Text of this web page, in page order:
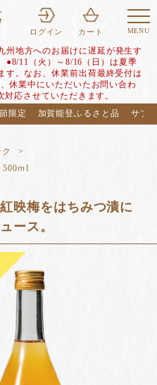
MENU
ログイン カート
州地方へのお届けに遅延が発生す
●8/11（火）～8/16（日）は夏季
す。なお、休業前出荷最終受付は
休業中にいただいたお問い合わ
応させていただきます。
限定 加賀能登ふるさと品 サブ
ｍl
映梅をはちみつ漬に
ース。